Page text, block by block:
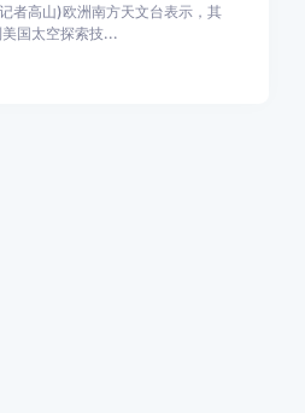
高山)欧洲南方天文台表示，其
国太空探索技...